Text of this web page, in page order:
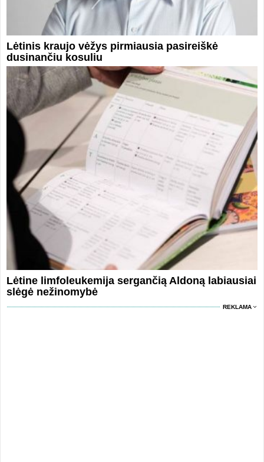
Lėtinis kraujo vėžys pirmiausia pasireiškė
dusinančiu kosuliu
Lėtine limfoleukemija sergančią Aldoną labiausiai
slėgė nežinomybė
REKLAMA